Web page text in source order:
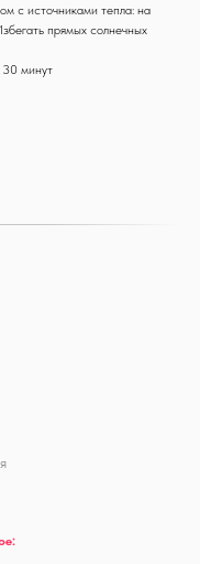
с источниками тепла: на
прямых солнечных
30 минут